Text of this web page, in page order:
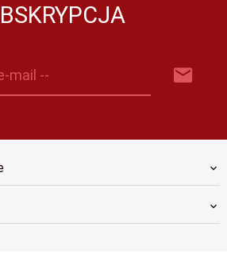
mail --